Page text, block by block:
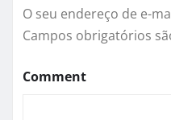
O seu endereço de e-
Campos obrigatórios
Comment